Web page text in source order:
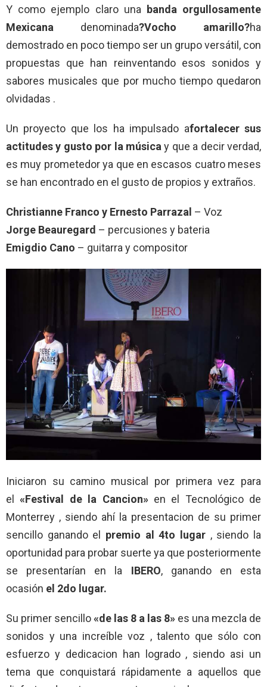
Y como ejemplo claro una banda orgullosamente
Mexicana denominada?Vocho amarillo?ha
demostrado en poco tiempo ser un grupo versátil, con
propuestas que han reinventando esos sonidos y
sabores musicales que por mucho tiempo quedaron
olvidadas .
Un proyecto que los ha impulsado afortalecer sus
actitudes y gusto por la música y que a decir verdad,
es muy prometedor ya que en escasos cuatro meses
se han encontrado en el gusto de propios y extraños.
Christianne Franco y Ernesto Parrazal – Voz
Jorge Beauregard – percusiones y bateria
Emigdio Cano – guitarra y compositor
Iniciaron su camino musical por primera vez para
el«Festival de la Cancion»en el Tecnológico de
Monterrey , siendo ahí la presentacion de su primer
sencillo ganando el premio al 4to lugar , siendo la
oportunidad para probar suerte ya que posteriormente
se presentarían en la IBERO, ganando en esta
ocasión el 2do lugar.
Su primer sencillo«de las 8 a las 8» es una mezcla de
sonidos y una increíble voz , talento que sólo con
esfuerzo y dedicacion han logrado , siendo asi un
tema que conquistará rápidamente a aquellos que